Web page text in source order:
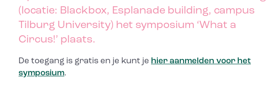
(locatie: Blackbox, Esplanade building, campus
Tilburg University) het symposium ‘What a
Circus!’ plaats.
De toegang is gratis en je kunt je hier aanmelden voor het
symposium.